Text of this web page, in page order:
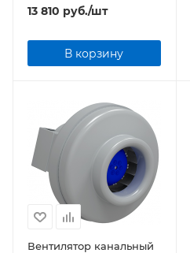
13 810 руб./шт
В корзину
Вентилятор канальный